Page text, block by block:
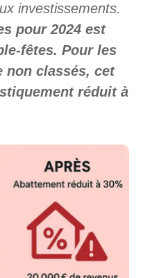
investissements.
pour 2024 est
fêtes. Pour les
non classés, cet
réduit à